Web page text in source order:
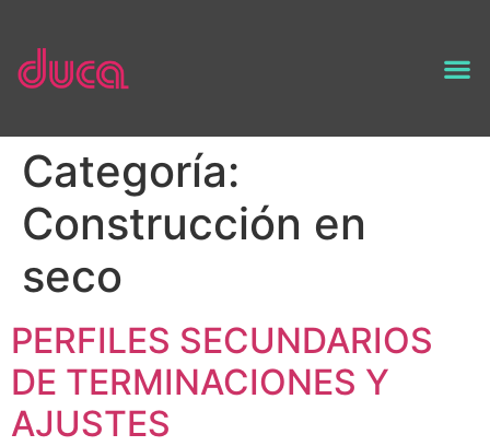
Categoría:
Construcción en
seco
PERFILES SECUNDARIOS
DE TERMINACIONES Y
AJUSTES